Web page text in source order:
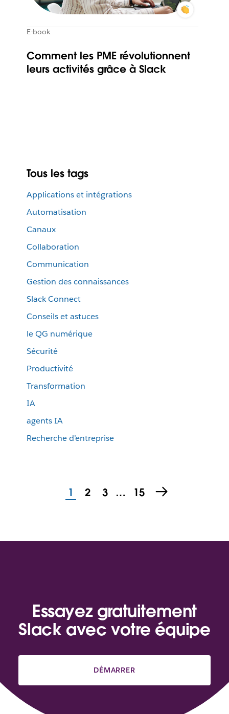
E-book
Comment les PME révolutionnent
leurs activités grâce à Slack
Tous les tags
Applications et intégrations
Automatisation
Canaux
Collaboration
Communication
Gestion des connaissances
Slack Connect
Conseils et astuces
le QG numérique
Sécurité
Productivité
Transformation
IA
agents IA
Recherche d’entreprise
1 2 3 … 15
Essayez gratuitement
Slack avec votre équipe
DÉMARRER